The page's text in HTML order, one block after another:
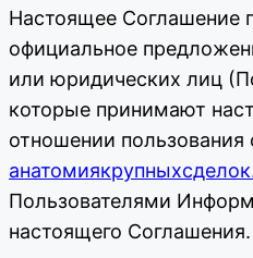
Настоящее Соглашение
официальное
или юридических лиц
которые принимают
отношении пользования
Пользователями
настоящего Соглашения.